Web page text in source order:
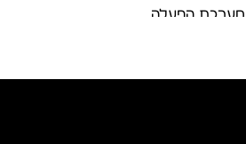
מערכת הפעלה
לעלות הדפסה נמוכה